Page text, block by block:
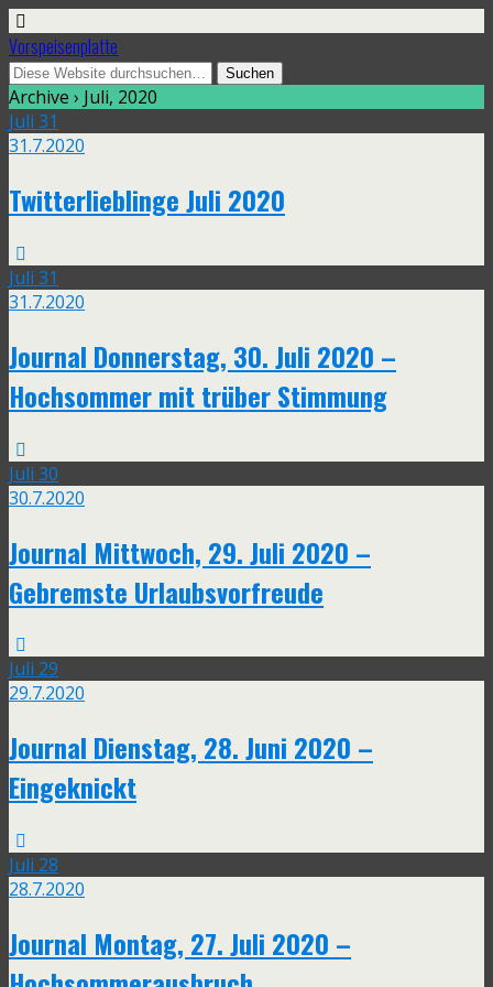
Vorspeisenplatte
Archive › Juli, 2020
Juli 31
31.7.2020
Twitterlieblinge Juli 2020
Juli 31
31.7.2020
Journal Donnerstag, 30. Juli 2020 –
Hochsommer mit trüber Stimmung
Juli 30
30.7.2020
Journal Mittwoch, 29. Juli 2020 –
Gebremste Urlaubsvorfreude
Juli 29
29.7.2020
Journal Dienstag, 28. Juni 2020 –
Eingeknickt
Juli 28
28.7.2020
Journal Montag, 27. Juli 2020 –